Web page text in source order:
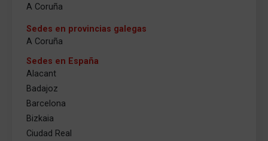
A Coruña
Sedes en provincias galegas
A Coruña
Sedes en España
Alacant
Badajoz
Barcelona
Bizkaia
Ciudad Real